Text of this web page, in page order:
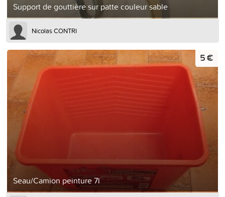
Support de gouttière sur patte couleur sable
Nicolas CONTRI
Seau/Camion peinture 7l
5 €